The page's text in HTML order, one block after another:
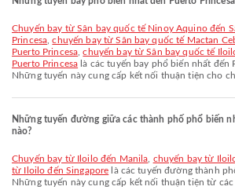
chuyến bay từ Sân bay quốc tế Ninoy Aquino đến Sân bay quốc tế Puerto
Princesa ,chuyến bay từ Sân bay quốc tế Mactan
Puerto Princesa ,chuyến bay từ Sân bay quốc tế
Puerto Princesa là các tuyến bay phổ biến nhất đến
Những tuyến này cung cấp kết nối thuận tiện cho
Những tuyến đường giữa các thành phố phổ biến
nào?
chuyến bay từ Iloilo đến Manila chuyến bay từ
từ Iloilo đến Singapore là các tuyến đường thành
Những tuyến này cung cấp kết nối thuận tiện từ các